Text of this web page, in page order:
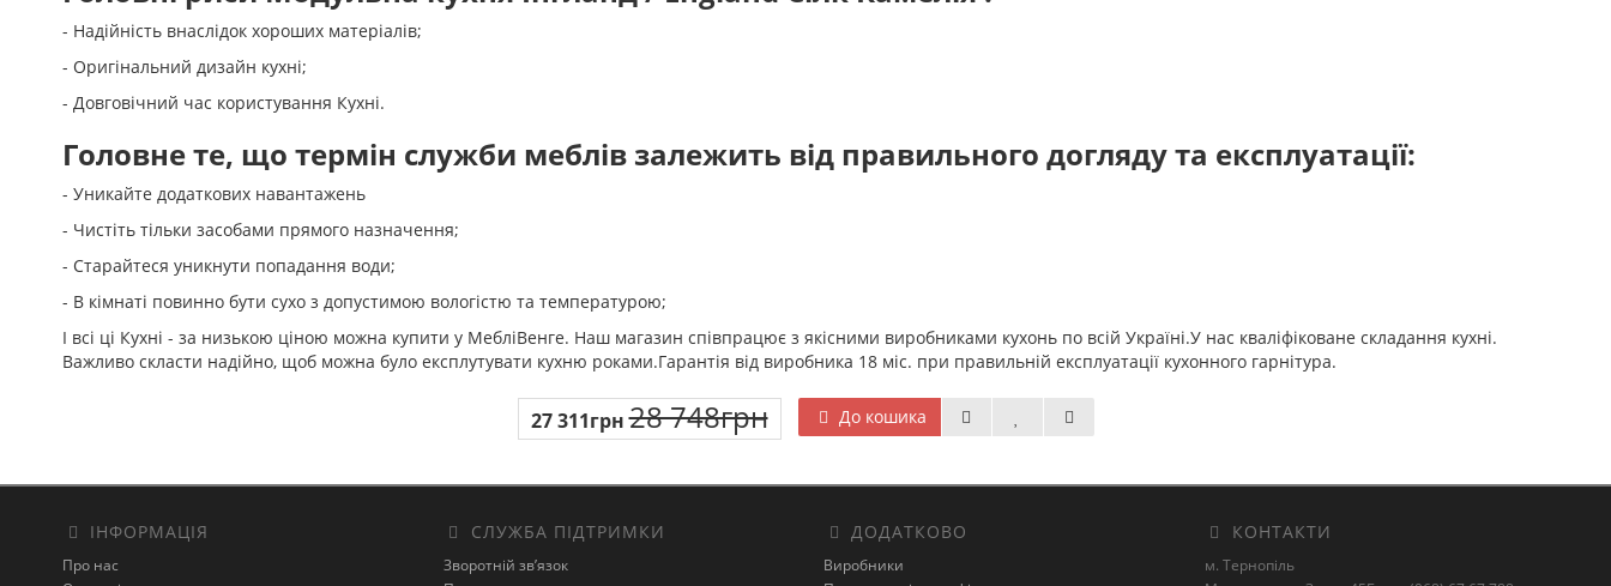
- Надійність внаслідок хороших матеріалів;
- Оригінальний дизайн кухні;
- Довговічний час користування Кухні.
Головне те, що термін служби меблів залежить від правильного догляду та експлуатації:
- Уникайте додаткових навантажень
- Чистіть тільки засобами прямого назначення;
- Старайтеся уникнути попадання води;
- В кімнаті повинно бути сухо з допустимою вологістю та температурою;
І всі ці Кухні - за низькою ціною можна купити у МебліВенге. Наш магазин співпрацює з якісними виробниками кухонь по всій Україні.У нас кваліфіковане складання кухні.
Важливо скласти надійно, щоб можна було експлутувати кухню роками.Гарантія від виробника 18 міс. при правильній експлуатації кухонного гарнітура.
27 311грн 28 748грн До кошика
ІНФОРМАЦІЯ
Про нас
СЛУЖБА ПІДТРИМКИ
Зворотній зв’язок
ДОДАТКОВО
Виробники
КОНТАКТИ
м. Тернопіль